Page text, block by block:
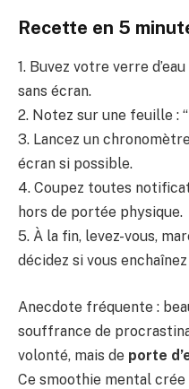
Recette en 5
1. Buvez votre verre
sans écran.
2. Notez sur une feuille :
3. Lancez un
écran si possible.
4. Coupez toutes
hors de portée physique.
5. À la fin, levez-vous,
décidez si vous
Anecdote fréquente :
souffrance de
volonté, mais de porte
Ce smoothie mental